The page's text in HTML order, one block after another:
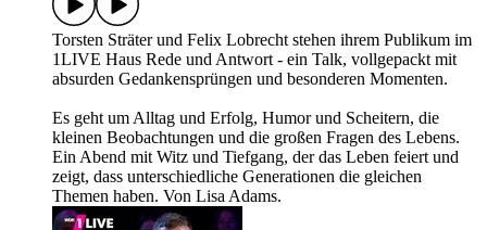
Torsten Sträter und Felix Lobrecht stehen ihrem Publikum im
1LIVE Haus Rede und Antwort - ein Talk, vollgepackt mit
absurden Gedankensprüngen und besonderen Momenten.
Es geht um Alltag und Erfolg, Humor und Scheitern, die
kleinen Beobachtungen und die großen Fragen des Lebens.
Ein Abend mit Witz und Tiefgang, der das Leben feiert und
zeigt, dass unterschiedliche Generationen die gleichen
Themen haben. Von Lisa Adams.